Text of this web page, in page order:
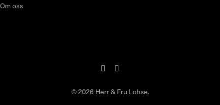
Om oss
© 2026 Herr & Fru Lohse.